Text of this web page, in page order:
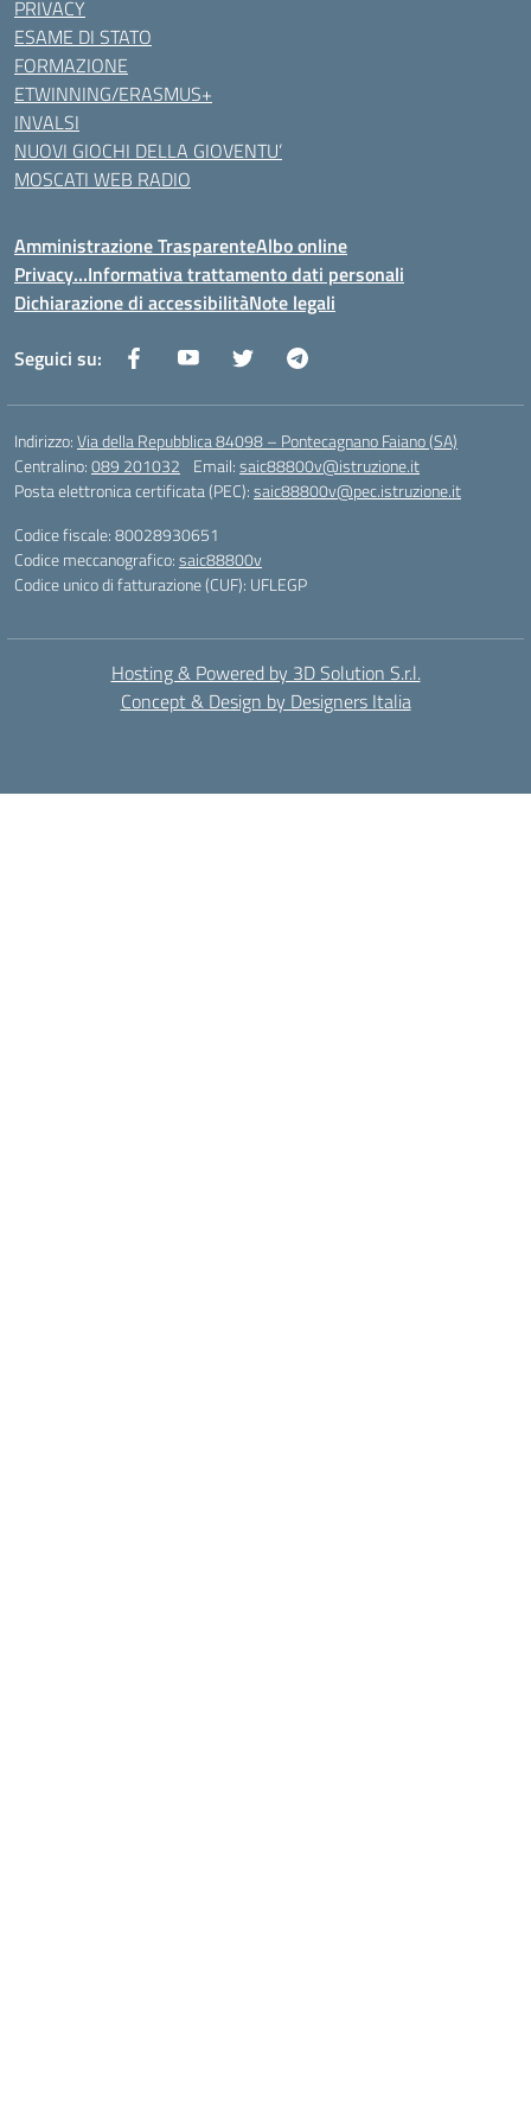
PRIVACY
ESAME DI STATO
FORMAZIONE
ETWINNING/ERASMUS+
INVALSI
NUOVI GIOCHI DELLA GIOVENTU’
MOSCATI WEB RADIO
Amministrazione TrasparenteAlbo online
Privacy…Informativa trattamento dati personali
Dichiarazione di accessibilitàNote legali
Seguici su:
Indirizzo:Via della Repubblica 84098 – Pontecagnano Faiano (SA)
Centralino:089 201032 Email:saic88800v@istruzione.it
Posta elettronica certificata (PEC):saic88800v@pec.istruzione.it
Codice fiscale: 80028930651
Codice meccanografico:saic88800v
Codice unico di fatturazione (CUF): UFLEGP
Hosting & Powered by 3D Solution S.r.l.
Concept & Design by Designers Italia